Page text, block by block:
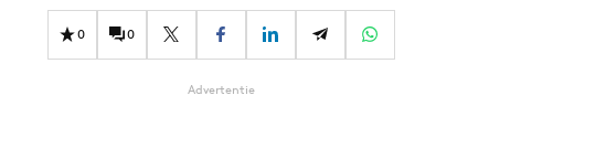
0 0
Advertentie